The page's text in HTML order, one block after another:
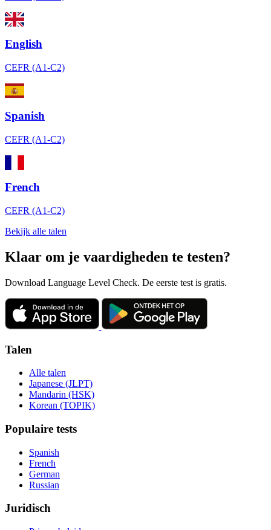
English
CEFR (A1-C2)
Spanish
CEFR (A1-C2)
French
CEFR (A1-C2)
Bekijk alle talen
Klaar om je vaardigheden te testen?
Download Language Level Check. De eerste test is gratis.
Talen
Alle talen
Japanese (JLPT)
Mandarin (HSK)
Korean (TOPIK)
Populaire tests
Spanish
French
German
Russian
Juridisch